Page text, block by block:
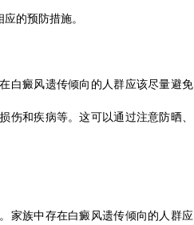
的预防措施。
白癜风遗传倾向的人群应该尽量避免
伤和疾病等。这可以通过注意防晒、
家族中存在白癜风遗传倾向的人群应